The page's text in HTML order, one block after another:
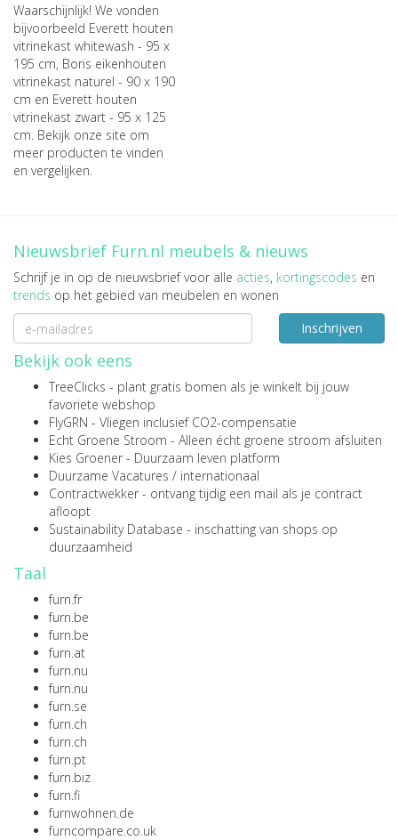
Waarschijnlijk! We vonden
bijvoorbeeld Everett houten
vitrinekast whitewash - 95 x
195 cm, Boris eikenhouten
vitrinekast naturel - 90 x 190
cm en Everett houten
vitrinekast zwart - 95 x 125
cm. Bekijk onze site om
meer producten te vinden
en vergelijken.
Nieuwsbrief Furn.nl meubels & nieuws
Schrijf je in op de nieuwsbrief voor alle acties, kortingscodes en
trends op het gebied van meubelen en wonen
Inschrijven
Bekijk ook eens
TreeClicks - plant gratis bomen als je winkelt bij jouw
favoriete webshop
FlyGRN - Vliegen inclusief CO2-compensatie
Echt Groene Stroom - Alleen écht groene stroom afsluiten
Kies Groener - Duurzaam leven platform
Duurzame Vacatures / internationaal
Contractwekker - ontvang tijdig een mail als je contract
afloopt
Sustainability Database - inschatting van shops op
duurzaamheid
Taal
furn.fr
furn.be
furn.be
furn.at
furn.nu
furn.nu
furn.se
furn.ch
furn.ch
furn.pt
furn.biz
furn.fi
furnwohnen.de
furncompare.co.uk